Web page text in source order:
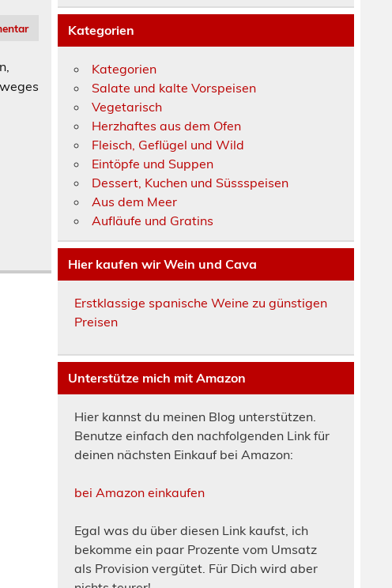
Kategorien
Kategorien
Salate und kalte Vorspeisen
Vegetarisch
Herzhaftes aus dem Ofen
Fleisch, Geflügel und Wild
Eintöpfe und Suppen
Dessert, Kuchen und Süssspeisen
Aus dem Meer
Aufläufe und Gratins
Hier kaufen wir Wein und Cava
Erstklassige spanische Weine zu günstigen
Preisen
Unterstütze mich mit Amazon
Hier kannst du meinen Blog unterstützen.
Benutze einfach den nachfolgenden Link für
deinen nächsten Einkauf bei Amazon:
bei Amazon einkaufen
Egal was du über diesen Link kaufst, ich
bekomme ein paar Prozente vom Umsatz
als Provision vergütet. Für Dich wird aber